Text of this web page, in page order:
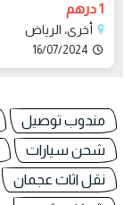
1 درهم
أخرى، الرياض
16/07/2024
مندوب توصيل
شحن سيارات
نقل اثاث عجمان